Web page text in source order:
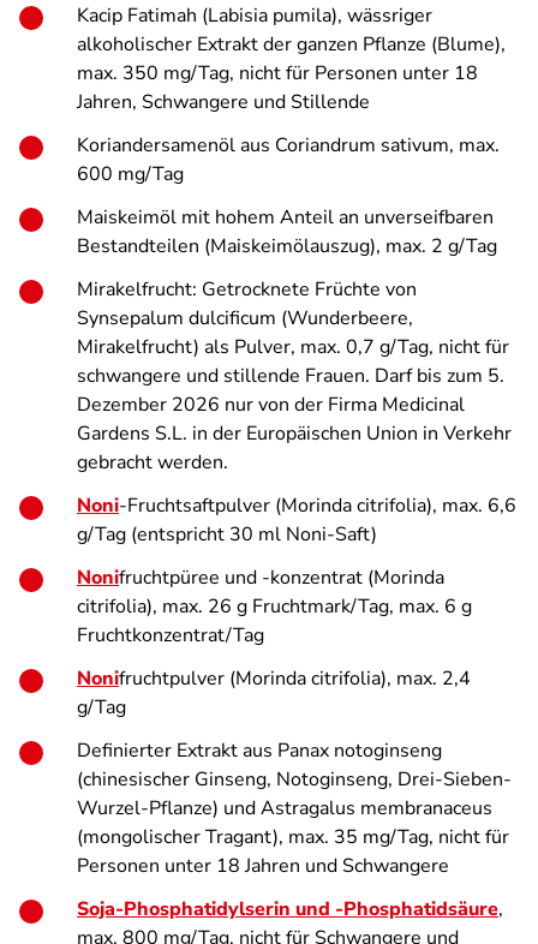
Kacip Fatimah (Labisia pumila), wässriger
alkoholischer Extrakt der ganzen Pflanze (Blume),
max. 350 mg/Tag, nicht für Personen unter 18
Jahren, Schwangere und Stillende
Koriandersamenöl aus Coriandrum sativum, max.
600 mg/Tag
Maiskeimöl mit hohem Anteil an unverseifbaren
Bestandteilen (Maiskeimölauszug), max. 2 g/Tag
Mirakelfrucht: Getrocknete Früchte von
Synsepalum dulcificum (Wunderbeere,
Mirakelfrucht) als Pulver, max. 0,7 g/Tag, nicht für
schwangere und stillende Frauen. Darf bis zum 5.
Dezember 2026 nur von der Firma Medicinal
Gardens S.L. in der Europäischen Union in Verkehr
gebracht werden.
Noni-Fruchtsaftpulver (Morinda citrifolia), max. 6,6
g/Tag (entspricht 30 ml Noni-Saft)
Nonifruchtpüree und -konzentrat (Morinda
citrifolia), max. 26 g Fruchtmark/Tag, max. 6 g
Fruchtkonzentrat/Tag
Nonifruchtpulver (Morinda citrifolia), max. 2,4
g/Tag
Definierter Extrakt aus Panax notoginseng
(chinesischer Ginseng, Notoginseng, Drei-Sieben-
Wurzel-Pflanze) undAstragalus membranaceus
(mongolischer Tragant), max. 35 mg/Tag, nicht für
Personen unter 18 Jahren und Schwangere
Soja-Phosphatidylserin und -Phosphatidsäure,
max. 800 mg/Tag, nicht für Schwangere und